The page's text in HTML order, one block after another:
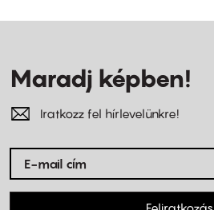
Maradj képben!
Iratkozz fel hírlevelünkre!